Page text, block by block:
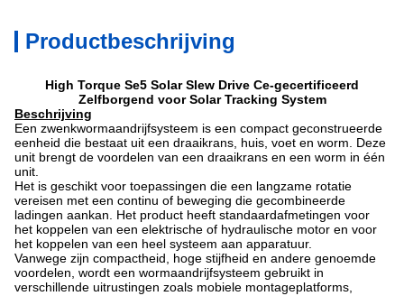
Productbeschrijving
High Torque Se5 Solar Slew Drive Ce-gecertificeerd
Zelfborgend voor Solar Tracking System
Beschrijving
Een zwenkwormaandrijfsysteem is een compact geconstrueerde
eenheid die bestaat uit een draaikrans, huis, voet en worm. Deze
unit brengt de voordelen van een draaikrans en een worm in één
unit.
Het is geschikt voor toepassingen die een langzame rotatie
vereisen met een continu of beweging die gecombineerde
ladingen aankan. Het product heeft standaardafmetingen voor
het koppelen van een elektrische of hydraulische motor en voor
het koppelen van een heel systeem aan apparatuur.
Vanwege zijn compactheid, hoge stijfheid en andere genoemde
voordelen, wordt een wormaandrijfsysteem gebruikt in
verschillende uitrustingen zoals mobiele montageplatforms,